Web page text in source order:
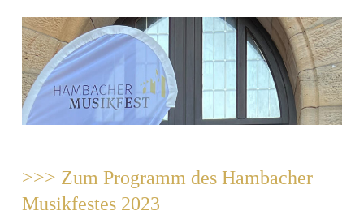
>>> Zum Programm des Hambacher
Musikfestes 2023